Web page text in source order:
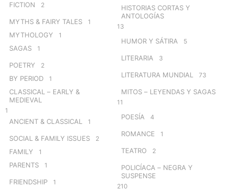
FICTION 2
MYTHS & FAIRY TALES 1
MYTHOLOGY 1
SAGAS 1
POETRY 2
BY PERIOD 1
CLASSICAL – EARLY &
MEDIEVAL
1
ANCIENT & CLASSICAL 1
SOCIAL & FAMILY ISSUES 2
FAMILY 1
PARENTS 1
FRIENDSHIP 1
HISTORIAS CORTAS Y
ANTOLOGÍAS
13
HUMOR Y SÁTIRA 5
LITERARIA 3
LITERATURA MUNDIAL 73
MITOS – LEYENDAS Y SAGAS
11
POESÍA 4
ROMANCE 1
TEATRO 2
POLICÍACA – NEGRA Y
SUSPENSE
210